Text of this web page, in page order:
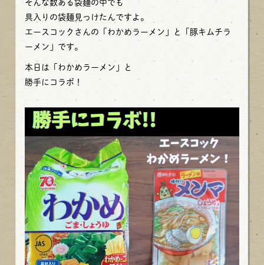
そんな数ある袋麺の中でも
具入りの袋麺見っけたんですよ。
エースコックさんの「わかめラーメン」と「豚キムチラ
ーメン」です。
本日は「わかめラーメン」と
勝手にコラボ！